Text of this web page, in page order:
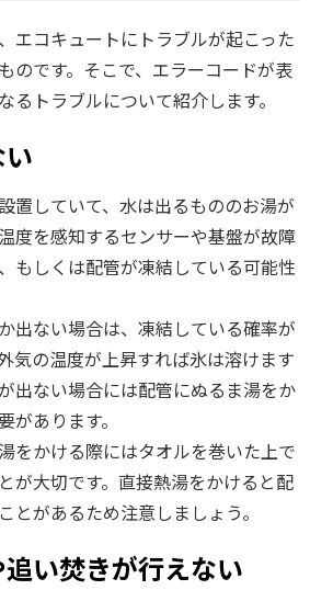
エコキュートにトラブルが起こった
のです。そこで、エラーコードが表
るトラブルについて紹介します。
置していて、水は出るもののお湯が
度を感知するセンサーや基盤が故障
もしくは配管が凍結している可能性
出ない場合は、凍結している確率が
気の温度が上昇すれば氷は溶けます
出ない場合には配管にぬるま湯をか
があります。
をかける際にはタオルを巻いた上で
が大切です。直接熱湯をかけると配
とがあるため注意しましょう。
い焚きが行えない